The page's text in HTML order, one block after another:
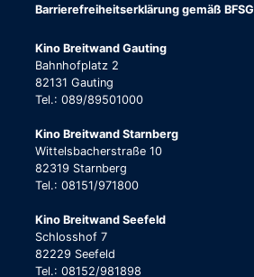
Barrierefreiheitserklärung gemäß BFSG
Kino Breitwand Gauting
Bahnhofplatz 2
82131 Gauting
Tel.: 089/89501000
Kino Breitwand Starnberg
Wittelsbacherstraße 10
82319 Starnberg
Tel.: 08151/971800
Kino Breitwand Seefeld
Schlosshof 7
82229 Seefeld
Tel.: 08152/981898